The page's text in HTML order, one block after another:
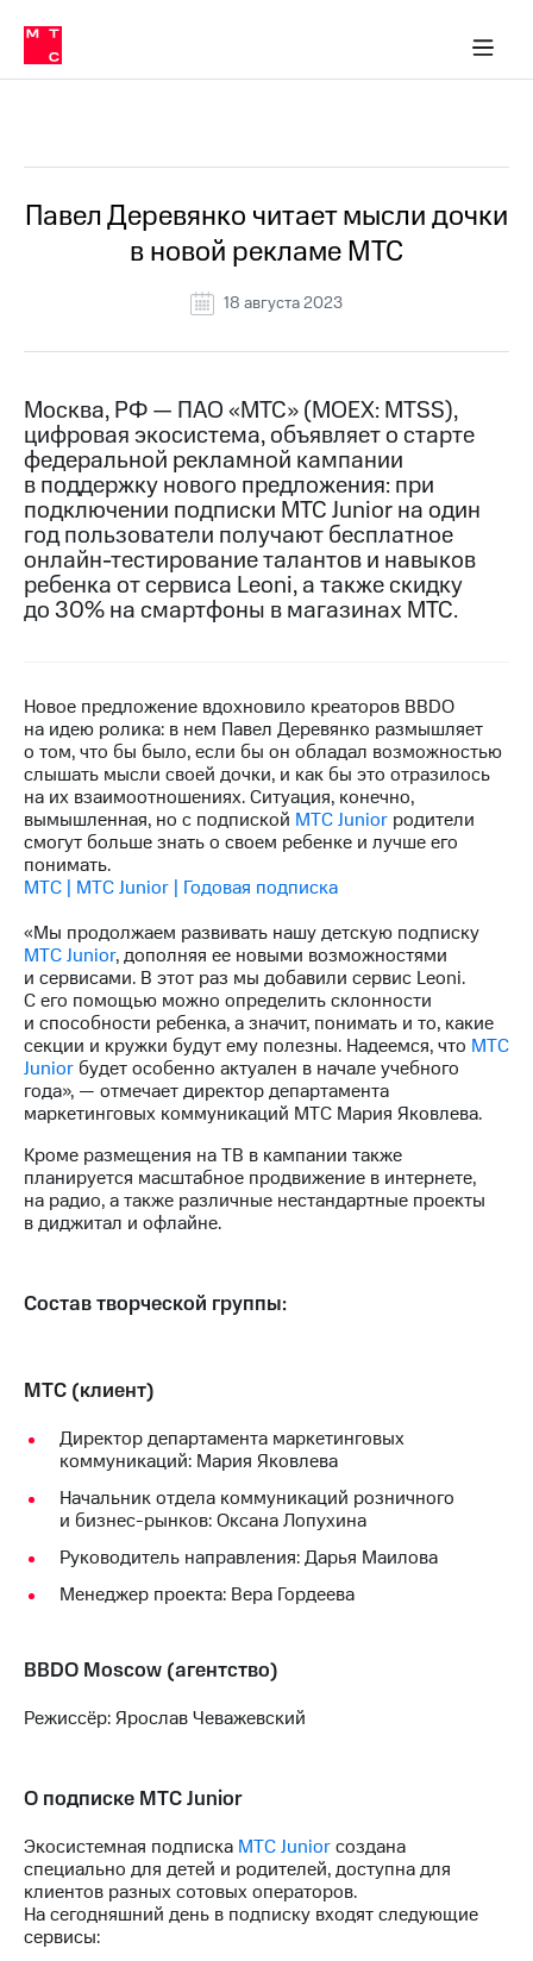
Медиа-центр
и акционерам
Устойчивое развитие
Комплаенс и деловая этика
компании
Карьера
История
компании
Руководство
Контакты
Медиа-центр
Пресс-
релизы
МТС
о технологиях
Финансовая
отчетность
Контакты
Пригласить
спикера
Корпоративное
управление
Корпоративный
секретарь
Раскрытие
информации
Информация
акционерам
ПАО
"МТС"
Собрания
акционеров
акционера
Акционерный
и
аудит
Рынок
акций
Описание
Программа
Порядок
выкупа
облигаций
Описание
о
именных
облигаций
Другое
Регистратор
в МТС
Пресс-
релизы
о технологиях
Павел Деревянко читает мысли дочки
в новой рекламе МТС
18 августа 2023
Москва, РФ — ПАО «МТС» (MOEX: MTSS),
цифровая экосистема, объявляет о старте
федеральной рекламной кампании
в поддержку нового предложения: при
подключении подписки МТС Junior на один
год пользователи получают бесплатное
онлайн-тестирование талантов и навыков
ребенка от сервиса Leoni, а также скидку
до 30% на смартфоны в магазинах МТС.
Новое предложение вдохновило креаторов BBDO
на идею ролика: в нем Павел Деревянко размышляет
о том, что бы было, если бы он обладал возможностью
слышать мысли своей дочки, и как бы это отразилось
на их взаимоотношениях. Ситуация, конечно,
вымышленная, но с подпиской МТС Junior родители
смогут больше знать о своем ребенке и лучше его
понимать.
МТС | MTC Junior | Годовая подписка
«Мы продолжаем развивать нашу детскую подписку
МТС Junior, дополняя ее новыми возможностями
и сервисами. В этот раз мы добавили сервис Leoni.
С его помощью можно определить склонности
и способности ребенка, а значит, понимать и то, какие
секции и кружки будут ему полезны. Надеемся, что МТС
Junior будет особенно актуален в начале учебного
года», — отмечает директор департамента
маркетинговых коммуникаций МТС Мария Яковлева.
Кроме размещения на ТВ в кампании также
планируется масштабное продвижение в интернете,
на радио, а также различные нестандартные проекты
в диджитал и офлайне.
Состав творческой группы:
МТС (клиент)
Директор департамента маркетинговых
коммуникаций: Мария Яковлева
Начальник отдела коммуникаций розничного
и бизнес-рынков: Оксана Лопухина
Руководитель направления: Дарья Маилова
Менеджер проекта: Вера Гордеева
BBDO Moscow (агентство)
Режиссёр: Ярослав Чеважевский
О подписке МТС Junior
Экосистемная подписка МТС Juniorсоздана
специально для детей и родителей, доступна для
клиентов разных сотовых операторов.
На сегодняшний день в подписку входят следующие
сервисы: